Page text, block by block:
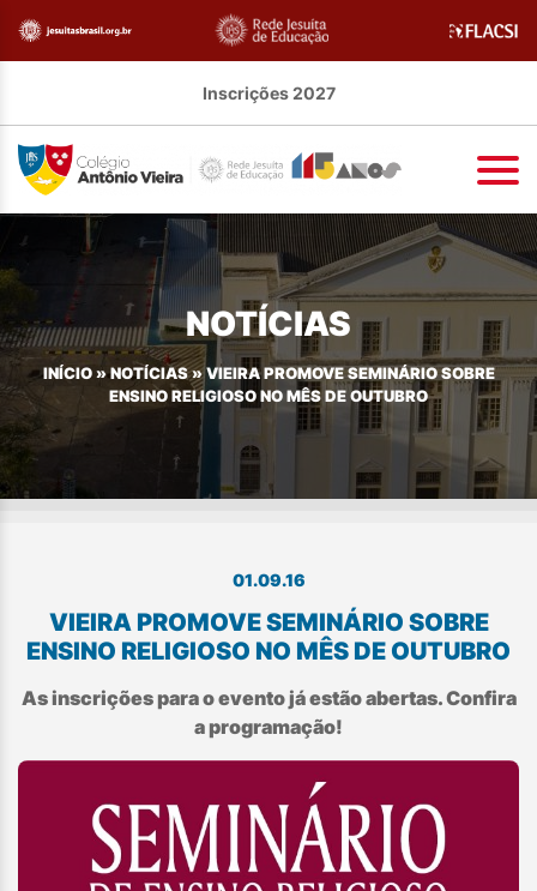
Inscrições 2027
NOTÍCIAS
INÍCIO»NOTÍCIAS» VIEIRA PROMOVE SEMINÁRIO SOBRE
ENSINO RELIGIOSO NO MÊS DE OUTUBRO
01.09.16
VIEIRA PROMOVE SEMINÁRIO SOBRE
ENSINO RELIGIOSO NO MÊS DE OUTUBRO
As inscrições para o evento já estão abertas. Confira
a programação!